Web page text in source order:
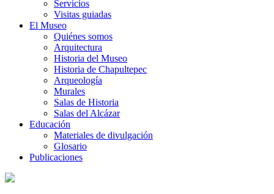
Servicios
Visitas guiadas
El Museo
Quiénes somos
Arquitectura
Historia del Museo
Historia de Chapultepec
Arqueología
Murales
Salas de Historia
Salas del Alcázar
Educación
Materiales de divulgación
Glosario
Publicaciones